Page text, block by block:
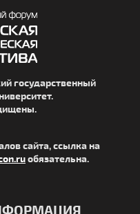
государственный
сайта, ссылка на
обязательна.